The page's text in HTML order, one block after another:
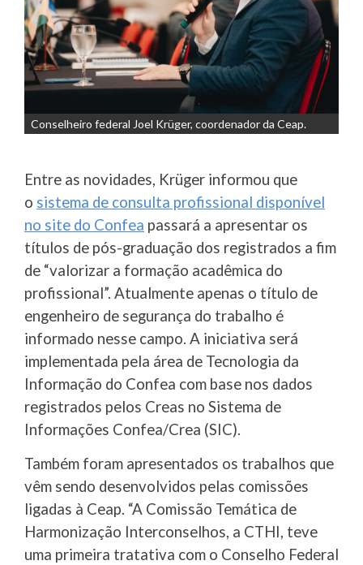
Conselheiro federal Joel Krüger, coordenador da Ceap.
Entre as novidades, Krüger informou que
o sistema de consulta profissional disponível
no site do Confea passará a apresentar os
títulos de pós-graduação dos registrados a fim
de “valorizar a formação acadêmica do
profissional”. Atualmente apenas o título de
engenheiro de segurança do trabalho é
informado nesse campo. A iniciativa será
implementada pela área de Tecnologia da
Informação do Confea com base nos dados
registrados pelos Creas no Sistema de
Informações Confea/Crea (SIC).
Também foram apresentados os trabalhos que
vêm sendo desenvolvidos pelas comissões
ligadas à Ceap. “A Comissão Temática de
Harmonização Interconselhos, a CTHI, teve
uma primeira tratativa com o Conselho Federal